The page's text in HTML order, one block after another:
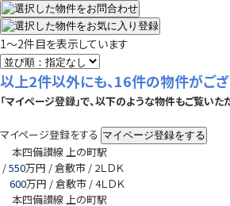
1～2件目を表示しています
以上2件以外にも、16件の物件がござ
「マイページ登録」で、以下のような物件もご覧いた
マイページ登録をする
本四備讃線 上の町駅
/550万円 / 倉敷市 / 2ＬＤＫ
600万円 / 倉敷市 / 4ＬＤＫ
本四備讃線 上の町駅